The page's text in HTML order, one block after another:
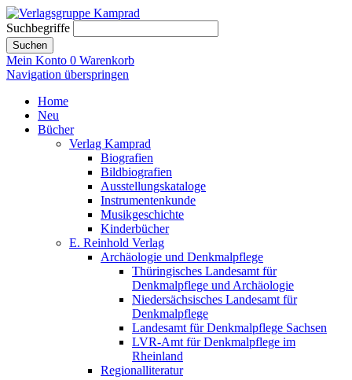
Suchbegriffe
Suchen
Mein Konto 0 Warenkorb
Navigation überspringen
Home
Neu
Bücher
Verlag Kamprad
Biografien
Bildbiografien
Ausstellungskataloge
Instrumentenkunde
Musikgeschichte
Kinderbücher
E. Reinhold Verlag
Archäologie und Denkmalpflege
Thüringisches Landesamt für
Denkmalpflege und Archäologie
Niedersächsisches Landesamt für
Denkmalpflege
Landesamt für Denkmalpflege Sachsen
LVR-Amt für Denkmalpflege im
Rheinland
Regionalliteratur